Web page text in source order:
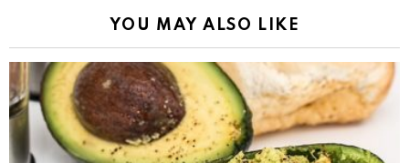
YOU MAY ALSO LIKE